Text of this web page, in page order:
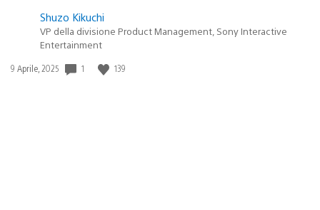
Shuzo Kikuchi
VP della divisione Product Management, Sony Interactive
Entertainment
Data
9 Aprile, 2025 1 139